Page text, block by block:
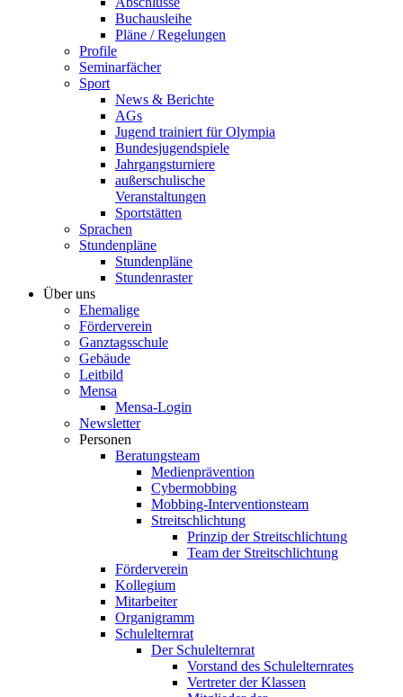
Buchausleihe
Pläne / Regelungen
Profile
Seminarfächer
Sport
News & Berichte
AGs
Jugend trainiert für Olympia
Bundesjugendspiele
Jahrgangsturniere
außerschulische
Veranstaltungen
Sportstätten
Sprachen
Stundenpläne
Stundenpläne
Stundenraster
Über uns
Ehemalige
Förderverein
Ganztagsschule
Gebäude
Leitbild
Mensa
Mensa-Login
Newsletter
Personen
Beratungsteam
Medienprävention
Cybermobbing
Mobbing-Interventionsteam
Streitschlichtung
Prinzip der Streitschlichtung
Team der Streitschlichtung
Förderverein
Kollegium
Mitarbeiter
Organigramm
Schulelternrat
Der Schulelternrat
Vorstand des Schulelternrates
Vertreter der Klassen